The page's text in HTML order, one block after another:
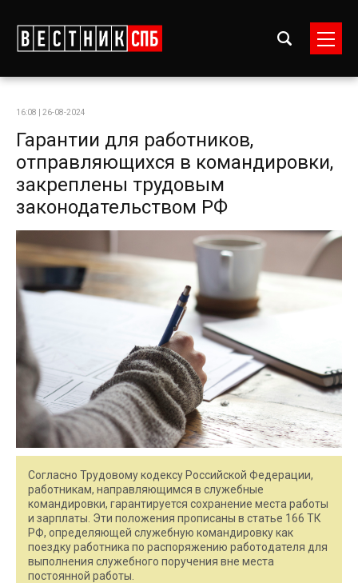
16:08 | 26-08-2024
Гарантии для работников,
отправляющихся в командировки,
закреплены трудовым
законодательством РФ
Согласно Трудовому кодексу Российской Федерации,
работникам, направляющимся в служебные
командировки, гарантируется сохранение места работы
и зарплаты. Эти положения прописаны в статье 166 ТК
РФ, определяющей служебную командировку как
поездку работника по распоряжению работодателя для
выполнения служебного поручения вне места
постоянной работы.